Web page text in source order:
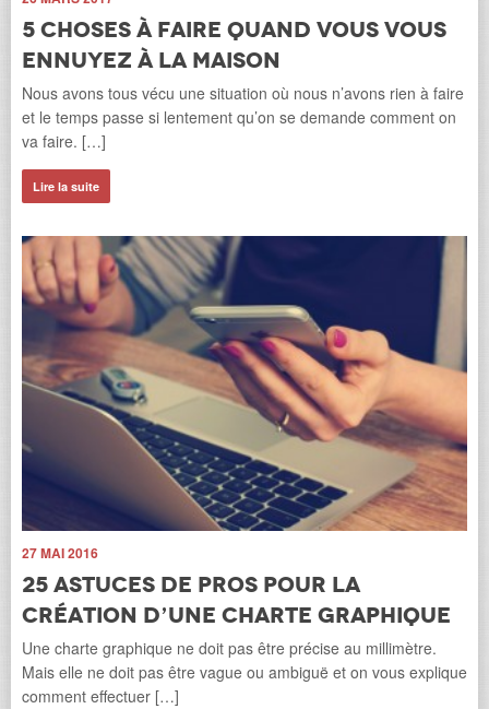
5 choses à faire quand vous vous
ennuyez à la maison
Nous avons tous vécu une situation où nous n’avons rien à faire
et le temps passe si lentement qu’on se demande comment on
va faire. […]
Lire la suite
27 MAI 2016
25 astuces de pros pour la
création d’une charte graphique
Une charte graphique ne doit pas être précise au millimètre.
Mais elle ne doit pas être vague ou ambiguë et on vous explique
comment effectuer […]